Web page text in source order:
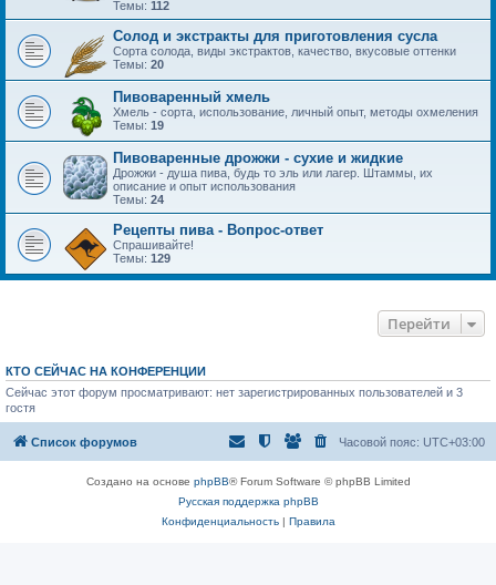
Темы: 112
Солод и экстракты для приготовления сусла
Сорта солода, виды экстрактов, качество, вкусовые оттенки
Темы: 20
Пивоваренный хмель
Хмель - сорта, использование, личный опыт, методы охмеления
Темы: 19
Пивоваренные дрожжи - сухие и жидкие
Дрожжи - душа пива, будь то эль или лагер. Штаммы, их
описание и опыт использования
Темы: 24
Рецепты пива - Вопрос-ответ
Спрашивайте!
Темы: 129
Перейти
КТО СЕЙЧАС НА КОНФЕРЕНЦИИ
Сейчас этот форум просматривают: нет зарегистрированных пользователей и 3
гостя
Список форумов Часовой пояс: UTC+03:00
Создано на основе phpBB® Forum Software © phpBB Limited
Русская поддержка phpBB
Конфиденциальность| Правила